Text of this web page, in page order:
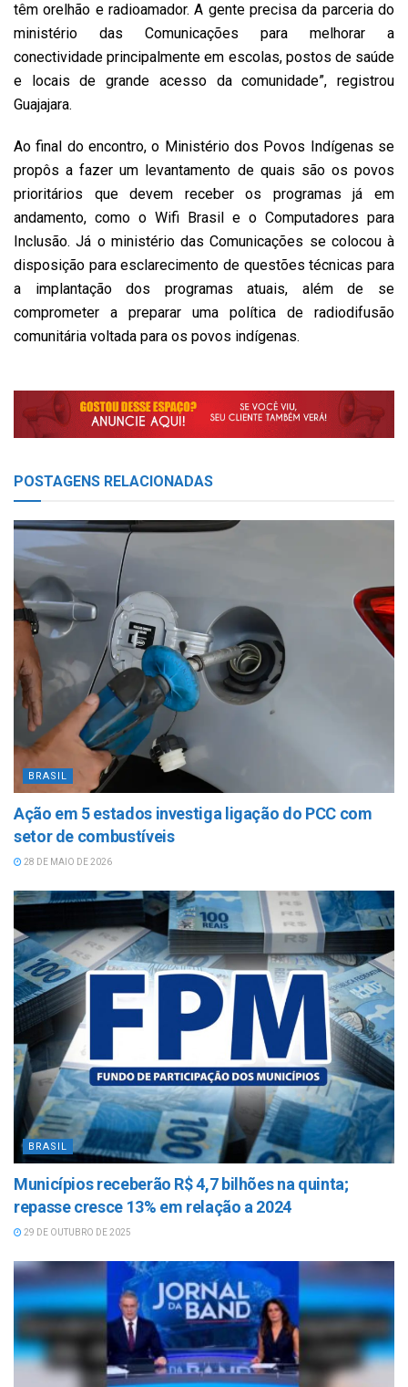
têm orelhão e radioamador. A gente precisa da parceria do
ministério das Comunicações para melhorar a
conectividade principalmente em escolas, postos de saúde
e locais de grande acesso da comunidade”, registrou
Guajajara.
Ao final do encontro, o Ministério dos Povos Indígenas se
propôs a fazer um levantamento de quais são os povos
prioritários que devem receber os programas já em
andamento, como o Wifi Brasil e o Computadores para
Inclusão. Já o ministério das Comunicações se colocou à
disposição para esclarecimento de questões técnicas para
a implantação dos programas atuais, além de se
comprometer a preparar uma política de radiodifusão
comunitária voltada para os povos indígenas.
POSTAGENS RELACIONADAS
BRASIL
Ação em 5 estados investiga ligação do PCC com
setor de combustíveis
28 DE MAIO DE 2026
BRASIL
Municípios receberão R$ 4,7 bilhões na quinta;
repasse cresce 13% em relação a 2024
29 DE OUTUBRO DE 2025